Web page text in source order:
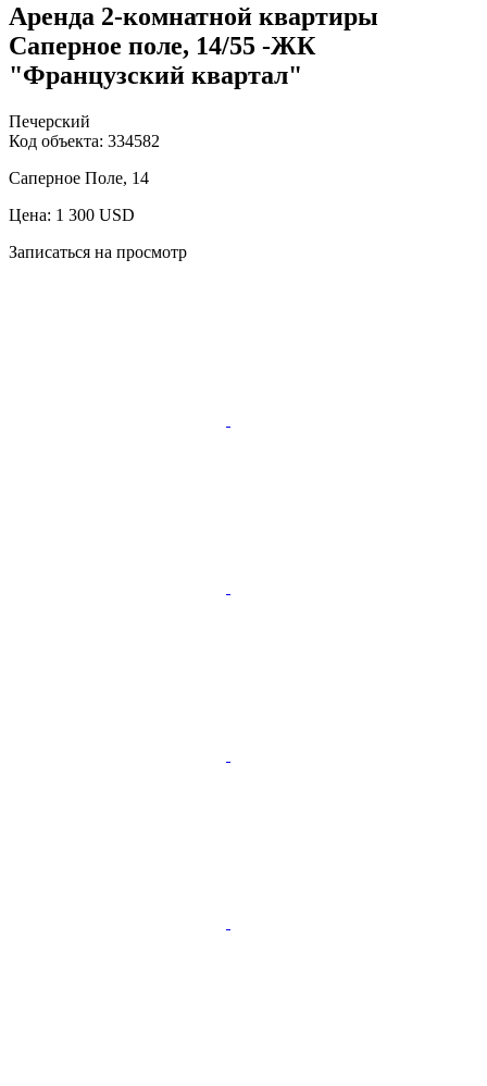
Аренда 2-комнатной квартиры
Саперное поле, 14/55 -ЖК
"Французский квартал"
Печерский
Код объекта: 334582
Саперное Поле, 14
Цена: 1 300 USD
Записаться на просмотр